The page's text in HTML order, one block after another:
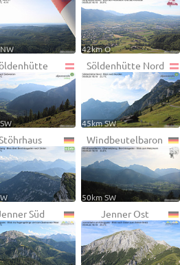
42km O
Söldenhütte Nord
45km SW
Windbeutelbaron
50km SW
Süd Jenner Ost